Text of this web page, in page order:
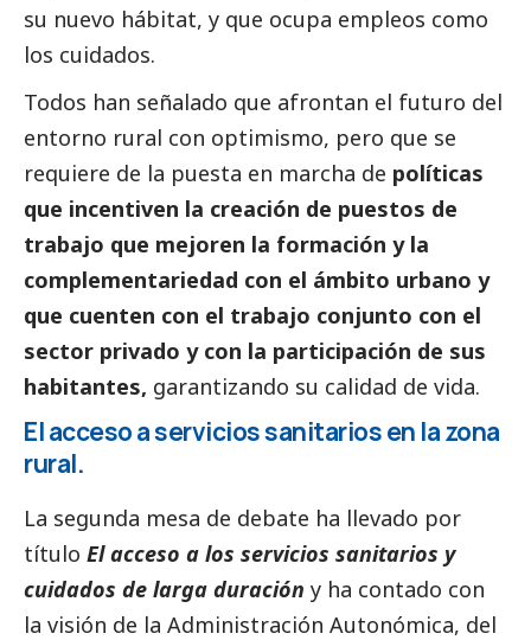
su nuevo hábitat, y que ocupa empleos como
los cuidados.
Todos han señalado que afrontan el futuro del
entorno rural con optimismo, pero que se
requiere de la puesta en marcha de políticas
que incentiven la creación de puestos de
trabajo que mejoren la formación y la
complementariedad con el ámbito urbano y
que cuenten con el trabajo conjunto con el
sector privado y con la participación de sus
habitantes, garantizando su calidad de vida.
El acceso a servicios sanitarios en la zona
rural.
La segunda mesa de debate ha llevado por
título El acceso a los servicios sanitarios y
cuidados de larga duración y ha contado con
la visión de la Administración Autonómica, del